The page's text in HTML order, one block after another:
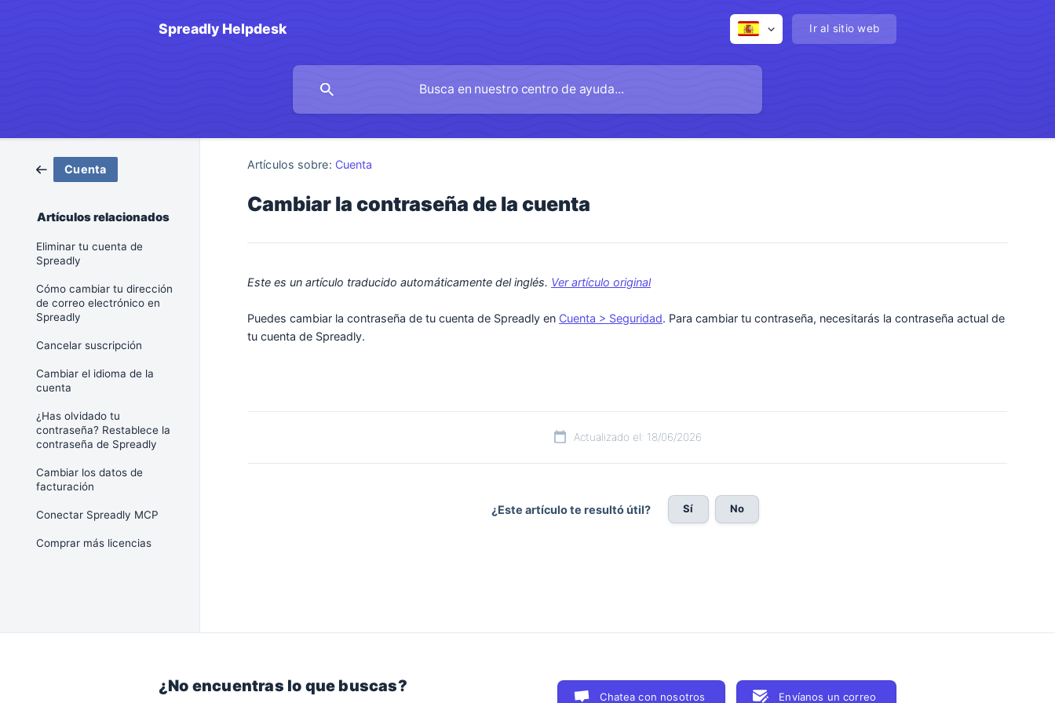
Spreadly Helpdesk Ir al sitio web
Cuenta
Artículos relacionados
Eliminar tu cuenta de
Spreadly
Cómo cambiar tu dirección
de correo electrónico en
Spreadly
Cancelar suscripción
Cambiar el idioma de la
cuenta
¿Has olvidado tu
contraseña? Restablece la
contraseña de Spreadly
Cambiar los datos de
facturación
Conectar Spreadly MCP
Comprar más licencias
Artículos sobre: Cuenta
Cambiar la contraseña de la cuenta
Este es un artículo traducido automáticamente del inglés. Ver artículo original
Puedes cambiar la contraseña de tu cuenta de Spreadly en Cuenta > Seguridad. Para cambiar tu contraseña, necesitarás la contraseña actual de
tu cuenta de Spreadly.
Actualizado el: 18/06/2026
¿Este artículo te resultó útil? Sí No
¿No encuentras lo que buscas?
Chatea con nosotros Envíanos un correo